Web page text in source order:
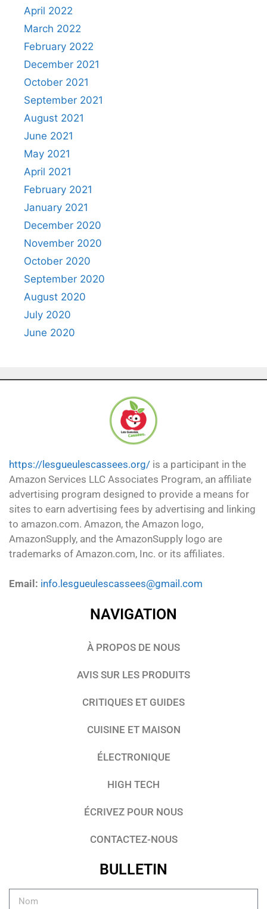
April 2022
March 2022
February 2022
December 2021
October 2021
September 2021
August 2021
June 2021
May 2021
April 2021
February 2021
January 2021
December 2020
November 2020
October 2020
September 2020
August 2020
July 2020
June 2020
https://lesgueulescassees.org/ is a participant in the
Amazon Services LLC Associates Program, an affiliate
advertising program designed to provide a means for
sites to earn advertising fees by advertising and linking
to amazon.com. Amazon, the Amazon logo,
AmazonSupply, and the AmazonSupply logo are
trademarks of Amazon.com, Inc. or its affiliates.
Email: info.lesgueulescassees@gmail.com
NAVIGATION
À PROPOS DE NOUS
AVIS SUR LES PRODUITS
CRITIQUES ET GUIDES
CUISINE ET MAISON
ÉLECTRONIQUE
HIGH TECH
ÉCRIVEZ POUR NOUS
CONTACTEZ-NOUS
BULLETIN